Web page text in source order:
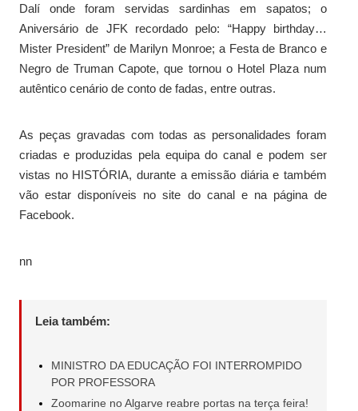
Dalí onde foram servidas sardinhas em sapatos; o
Aniversário de JFK recordado pelo: “Happy birthday…
Mister President” de Marilyn Monroe; a Festa de Branco e
Negro de Truman Capote, que tornou o Hotel Plaza num
autêntico cenário de conto de fadas, entre outras.
As peças gravadas com todas as personalidades foram
criadas e produzidas pela equipa do canal e podem ser
vistas no HISTÓRIA, durante a emissão diária e também
vão estar disponíveis no site do canal e na página de
Facebook.
nn
Leia também:
MINISTRO DA EDUCAÇÃO FOI INTERROMPIDO
POR PROFESSORA
Zoomarine no Algarve reabre portas na terça feira!